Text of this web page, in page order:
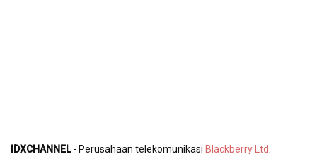
IDXCHANNEL - Perusahaan telekomunikasi Blackberry Ltd